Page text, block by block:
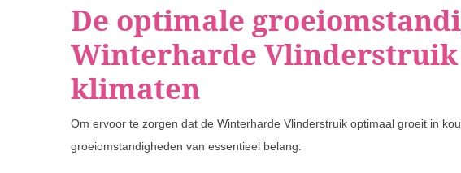
De optimale
Winterharde
klimaten
Om ervoor te zorgen dat de Winterharde Vlinderstruik optimaal groeit in
groeiomstandigheden van essentieel belang: